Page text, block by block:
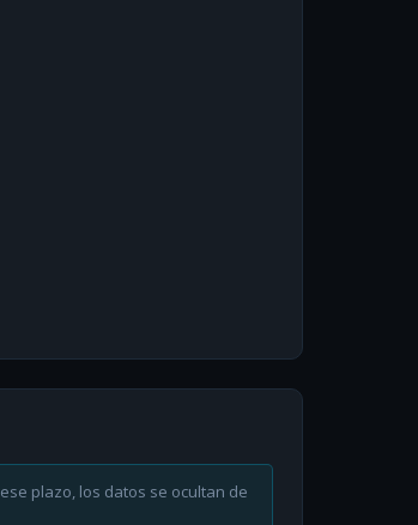
plazo, los datos se ocultan de